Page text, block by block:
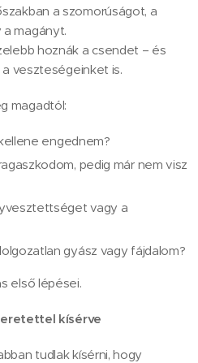
a szomorúságot, a
magányt.
hoznák a csendet – és
veszteségeinket is.
magadtól:
engednem?
pedig már nem visz
vagy a
gyász vagy fájdalom?
első lépései.
kísérve
tudlak kísérni, hogy